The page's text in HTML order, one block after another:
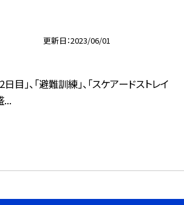
更新日 2023/06/01
目」、「避難訓練」、「スケアードストレイ
...